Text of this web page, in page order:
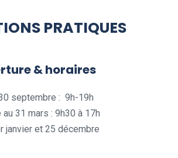
PRATIQUES
& horaires
septembre : 9h-19h
31 mars : 9h30 à 17h
janvier et 25 décembre